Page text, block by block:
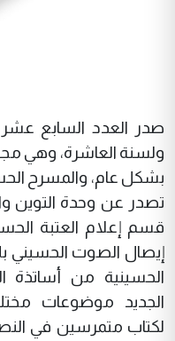
صدر العدد السابع
ولسنة العاشرة، وهي
بشكل عام، والمسرح
تصدر عن وحدة التوين
قسم إعلام العتبة
إيصال الصوت الحسيني
الحسينية من أساتذة
الجديد موضوعات
لكتاب متمرسين في